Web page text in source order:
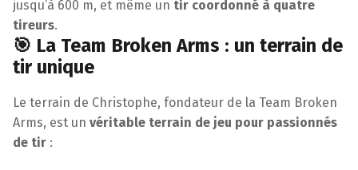
jusqu’à 600 m, et même un tir coordonné à quatre
tireurs.
🎯 La Team Broken Arms : un terrain de
tir unique
Le terrain de Christophe, fondateur de la Team Broken
Arms, est un véritable terrain de jeu pour passionnés
de tir :